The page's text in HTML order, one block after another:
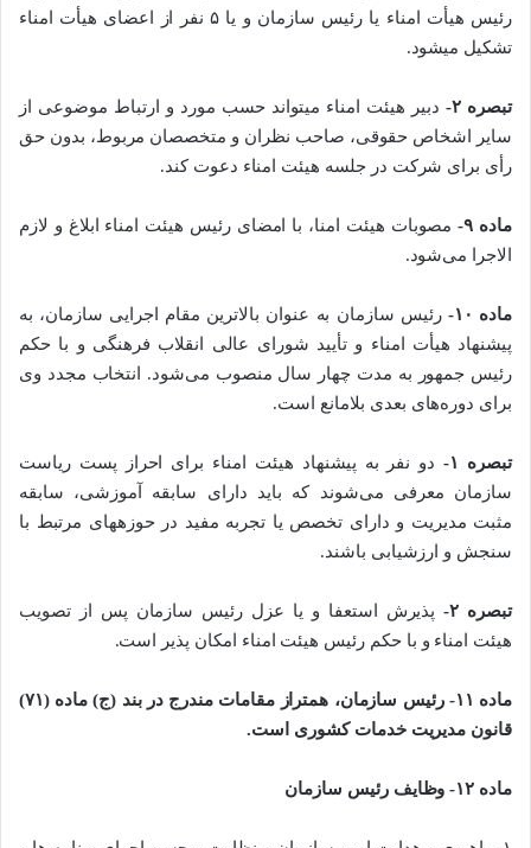
رئیس هیأت امناء یا رئیس سازمان و یا ۵ نفر از اعضای هیأت امناء
تشکیل می­شود.
تبصره ۲-
دبیر هیئت امناء می­تواند حسب مورد و ارتباط موضوعی از
سایر اشخاص حقوقی، صاحب ­نظران و متخصصان مربوط، بدون حق
رأی برای شرکت در جلسه هیئت امناء دعوت کند.
ماده ۹-
مصوبات هیئت امنا، با امضای رئیس هیئت امناء ابلاغ و لازم
الاجرا می­‌شود.
ماده ۱۰-
رئیس سازمان به عنوان بالاترین مقام اجرایی سازمان، به
پیشنهاد هیأت امناء و تأیید شورای عالی انقلاب فرهنگی و با حکم
رئیس جمهور به مدت چهار سال منصوب می­‌شود. انتخاب مجدد وی
برای دوره‌های بعدی بلامانع است.
تبصره ۱-
دو نفر به پیشنهاد هیئت امناء برای احراز پست ریاست
سازمان معرفی می­‌شوند که باید دارای سابقه آموزشی، سابقه
مثبت مدیریت و دارای تخصص یا تجربه مفید در حوزه­های مرتبط با
سنجش و ارزشیابی باشند.
تبصره ۲-
پذیرش استعفا و یا عزل رئیس سازمان پس از تصویب
هیئت امناء و با حکم رئیس هیئت امناء امکان ­پذیر است.
ماده ۱۱- رئیس سازمان، همتراز مقامات مندرج در بند (ج) ماده (۷۱)
قانون مدیریت خدمات کشوری است.
ماده ۱۲- وظایف رئیس سازمان